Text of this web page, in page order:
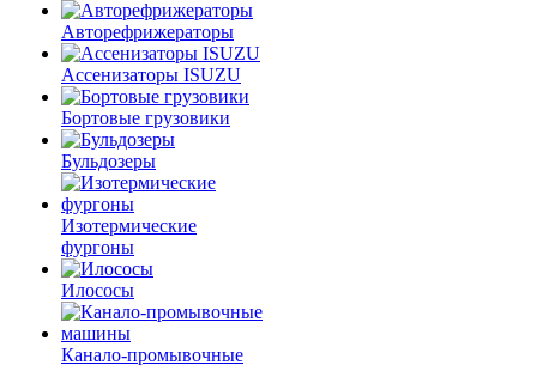
Авторефрижераторы
Ассенизаторы ISUZU
Бортовые грузовики
Бульдозеры
Изотермические
фургоны
Илососы
Канало-промывочные